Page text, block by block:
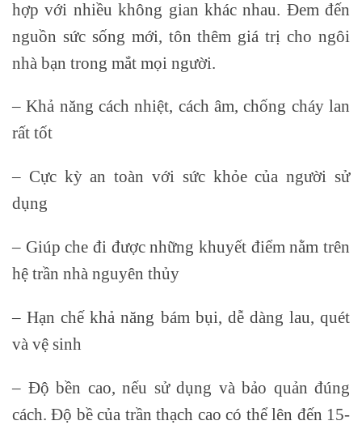
hợp với nhiều không gian khác nhau. Đem đến
nguồn sức sống mới, tôn thêm giá trị cho ngôi
nhà bạn trong mắt mọi người.
– Khả năng cách nhiệt, cách âm, chống cháy lan
rất tốt
– Cực kỳ an toàn với sức khỏe của người sử
dụng
– Giúp che đi được những khuyết điểm nằm trên
hệ trần nhà nguyên thủy
– Hạn chế khả năng bám bụi, dễ dàng lau, quét
và vệ sinh
– Độ bền cao, nếu sử dụng và bảo quản đúng
cách. Độ bề của trần thạch cao có thể lên đến 15-